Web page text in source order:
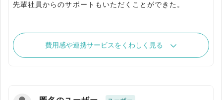
先輩社員からのサポートもいただくことができた。
費用感や連携サービスをくわしく見る